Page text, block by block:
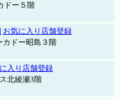
ドー５階
お気に入り店舗登録
カドー昭島３階
入り店舗登録
北綾瀬3階